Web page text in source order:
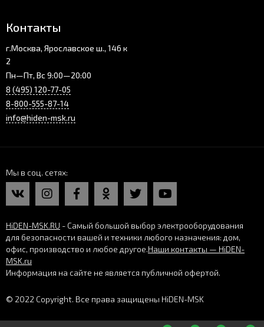
Контакты
г.Москва, Ярославское ш., 146 к
2
Пн—Пт, Вс 9:00—20:00
8 (495) 120-77-05
8-800-555-87-14
info@hiden-msk.ru
Мы в соц. сетях
HiDEN-MSK.RU - Самый большой выбор электрооборудования
для безопасности вашей и техники любого назначения: дом,
офис, производство и любое другое.Наши контакты — HiDEN-
MSK.ru
Информация на сайте не является публичной офертой.
© 2022 Copyright. Все права защищены HiDEN-MSK